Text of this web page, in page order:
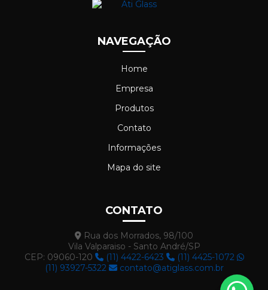
NAVEGAÇÃO
Home
Empresa
Produtos
Contato
Informações
Mapa do site
CONTATO
Rua dos Morrados, 98/100
Vila Valparaiso - Santo André/SP
CEP: 09060-120
(11) 4422-6423
(11) 4425-1072
(11) 93927-5322
contato@atiglass.com.br